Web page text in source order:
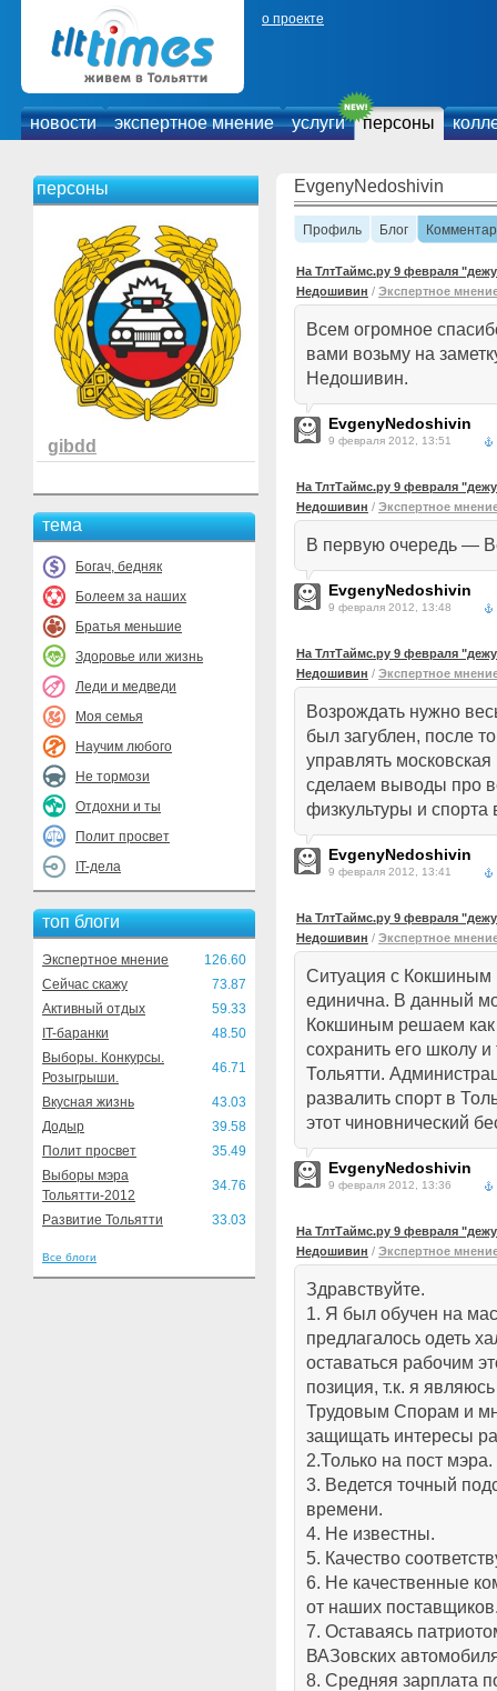
о проекте
новости экспертное мнение услуги персоны
персоны
gibdd
тема
Богач, бедняк
Болеем за наших
Братья меньшие
Здоровье или жизнь
Леди и медведи
Моя семья
Научим любого
Не тормози
Отдохни и ты
Полит просвет
IT-дела
топ блоги
Экспертное мнение
126.60
Сейчас скажу
73.87
Активный отдых
59.33
IT-баранки
48.50
Выборы. Конкурсы.
Розыгрыши.
46.71
Вкусная жизнь
43.03
Додыр
39.58
Полит просвет
35.49
Выборы мэра
Тольятти-2012
34.76
Развитие Тольятти 33.03
Все блоги
EvgenyNedoshivin
Профиль Блог
На ТлтТаймс.ру 9 февраля
Недошивин / Экспертное
Всем огромное
вами возьму на
Недошивин.
EvgenyNedoshivin
9 февраля 2012, 13:51
На ТлтТаймс.ру 9 февраля
Недошивин / Экспертное
В первую очередь —
EvgenyNedoshivin
9 февраля 2012, 13:48
На ТлтТаймс.ру 9 февраля
Недошивин / Экспертное
Возрождать нужно
был загублен, после
управлять
сделаем выводы про
физкультуры и спорта
EvgenyNedoshivin
9 февраля 2012, 13:41
На ТлтТаймс.ру 9 февраля
Недошивин / Экспертное
Ситуация с Кокшиным
единична. В данный
Кокшиным решаем как
сохранить его школу
Тольятти.
развалить спорт в
этот чиновнический
EvgenyNedoshivin
9 февраля 2012, 13:36
На ТлтТаймс.ру 9 февраля
Недошивин / Экспертное
Здравствуйте.
1. Я был обучен на
предлагалось одеть
оставаться рабочим
позиция, т.к. я
Трудовым Спорам и
защищать интересы
2.Только на пост мэра.
3. Ведется точный
времени.
4. Не известны.
5. Качество
6. Не качественные
от наших
7. Оставаясь
ВАЗовских
8. Средняя зарплата